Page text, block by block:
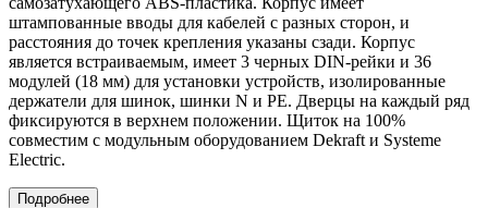
штампованные вводы для кабелей с разных сторон, и
расстояния до точек крепления указаны сзади. Корпус
является встраиваемым, имеет 3 черных DIN-рейки и 36
модулей (18 мм) для установки устройств, изолированные
держатели для шинок, шинки N и PE. Дверцы на каждый ряд
фиксируются в верхнем положении. Щиток на 100%
совместим с модульным оборудованием Dekraft и Systeme
Electric.
Подробнее